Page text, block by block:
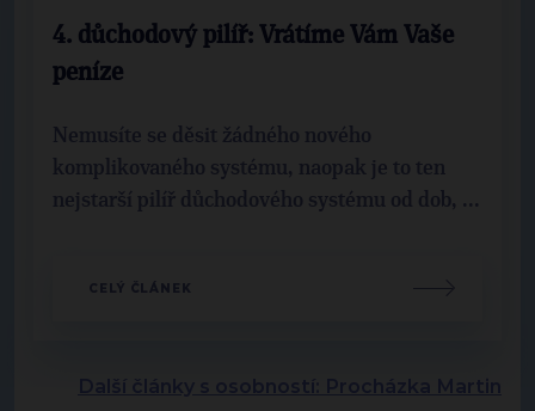
4. důchodový pilíř: Vrátíme Vám Vaše
peníze
Nemusíte se děsit žádného nového
komplikovaného systému, naopak je to ten
nejstarší pilíř důchodového systému od dob, ...
CELÝ ČLÁNEK